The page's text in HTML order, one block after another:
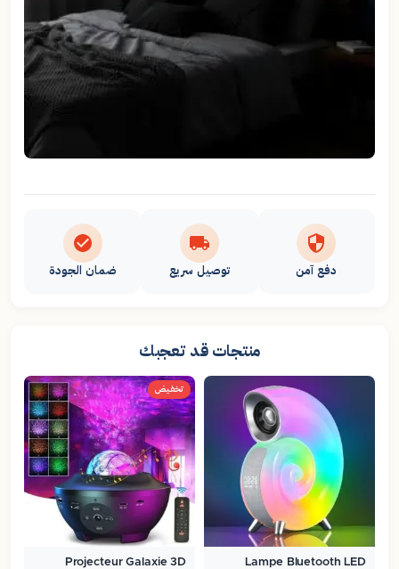
دفع آمن توصيل سريع ضمان الجودة
منتجات قد تعجبك
Lampe Bluetooth LED
تخفيض
Projecteur Galaxie 3D